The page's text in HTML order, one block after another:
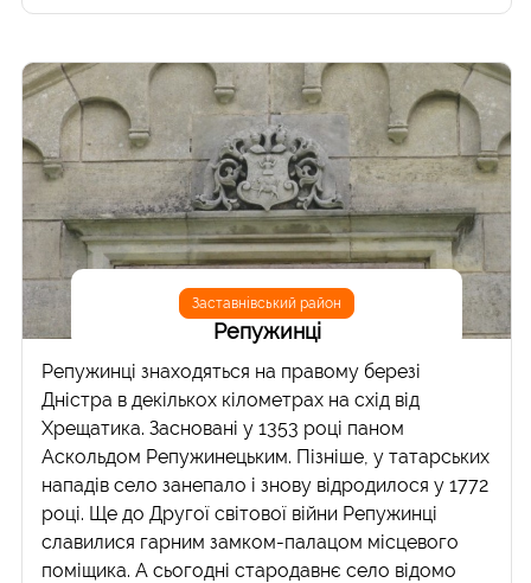
Заставнівський район
Репужинці
Репужинці знаходяться на правому березі
Дністра в декількох кілометрах на схід від
Хрещатика. Засновані у 1353 році паном
Аскольдом Репужинецьким. Пізніше, у татарських
нападів село занепало і знову відродилося у 1772
році. Ще до Другої світової війни Репужинці
славилися гарним замком-палацом місцевого
поміщика. А сьогодні стародавнє село відомо